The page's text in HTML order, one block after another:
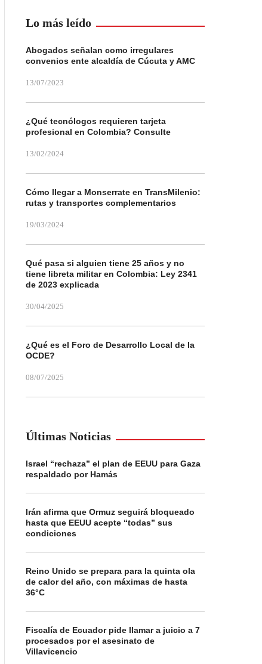
Lo más leído
Abogados señalan como irregulares
convenios ente alcaldía de Cúcuta y AMC
13/07/2023
¿Qué tecnólogos requieren tarjeta
profesional en Colombia? Consulte
13/02/2024
Cómo llegar a Monserrate en TransMilenio:
rutas y transportes complementarios
19/03/2024
Qué pasa si alguien tiene 25 años y no
tiene libreta militar en Colombia: Ley 2341
de 2023 explicada
30/04/2025
¿Qué es el Foro de Desarrollo Local de la
OCDE?
08/07/2025
Últimas Noticias
Israel “rechaza” el plan de EEUU para Gaza
respaldado por Hamás
Irán afirma que Ormuz seguirá bloqueado
hasta que EEUU acepte “todas” sus
condiciones
Reino Unido se prepara para la quinta ola
de calor del año, con máximas de hasta
36°C
Fiscalía de Ecuador pide llamar a juicio a 7
procesados por el asesinato de
Villavicencio